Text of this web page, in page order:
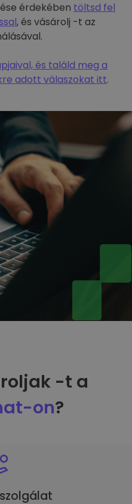
érdekében töltsd fel
, és vásárolj -t az
és találd meg a
adott válaszokat itt.
-t a
on?